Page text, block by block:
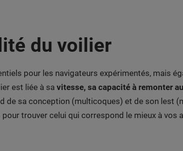
du voilier
pour les navigateurs expérimentés, mais
est liée à sa vitesse, sa capacité à remonter
de sa conception (multicoques) et de son lest
trouver celui qui correspond le mieux à vos